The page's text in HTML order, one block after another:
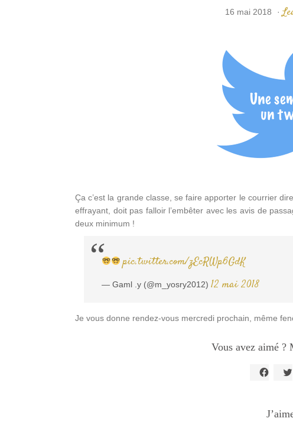
16 mai 2018 ·
Ça c’est la grande classe, se faire apporter le courrier
effrayant, doit pas falloir l’embêter avec les avis de
deux minimum !
pic.twitter.com/zEcRWp6GdK
— Gaml .y (@m_yosry2012) 12 mai 2018
Je vous donne rendez-vous mercredi prochain, même
Vous avez aimé ?
dans